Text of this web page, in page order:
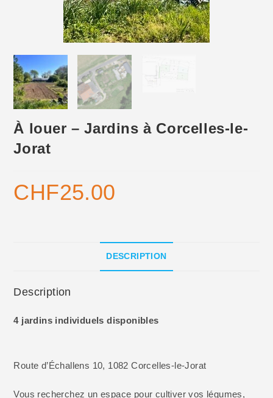
À louer – Jardins à Corcelles-le-
Jorat
CHF25.00
DESCRIPTION
Description
4 jardins individuels disponibles
Route d’Échallens 10, 1082 Corcelles-le-Jorat
Vous recherchez un espace pour cultiver vos légumes,